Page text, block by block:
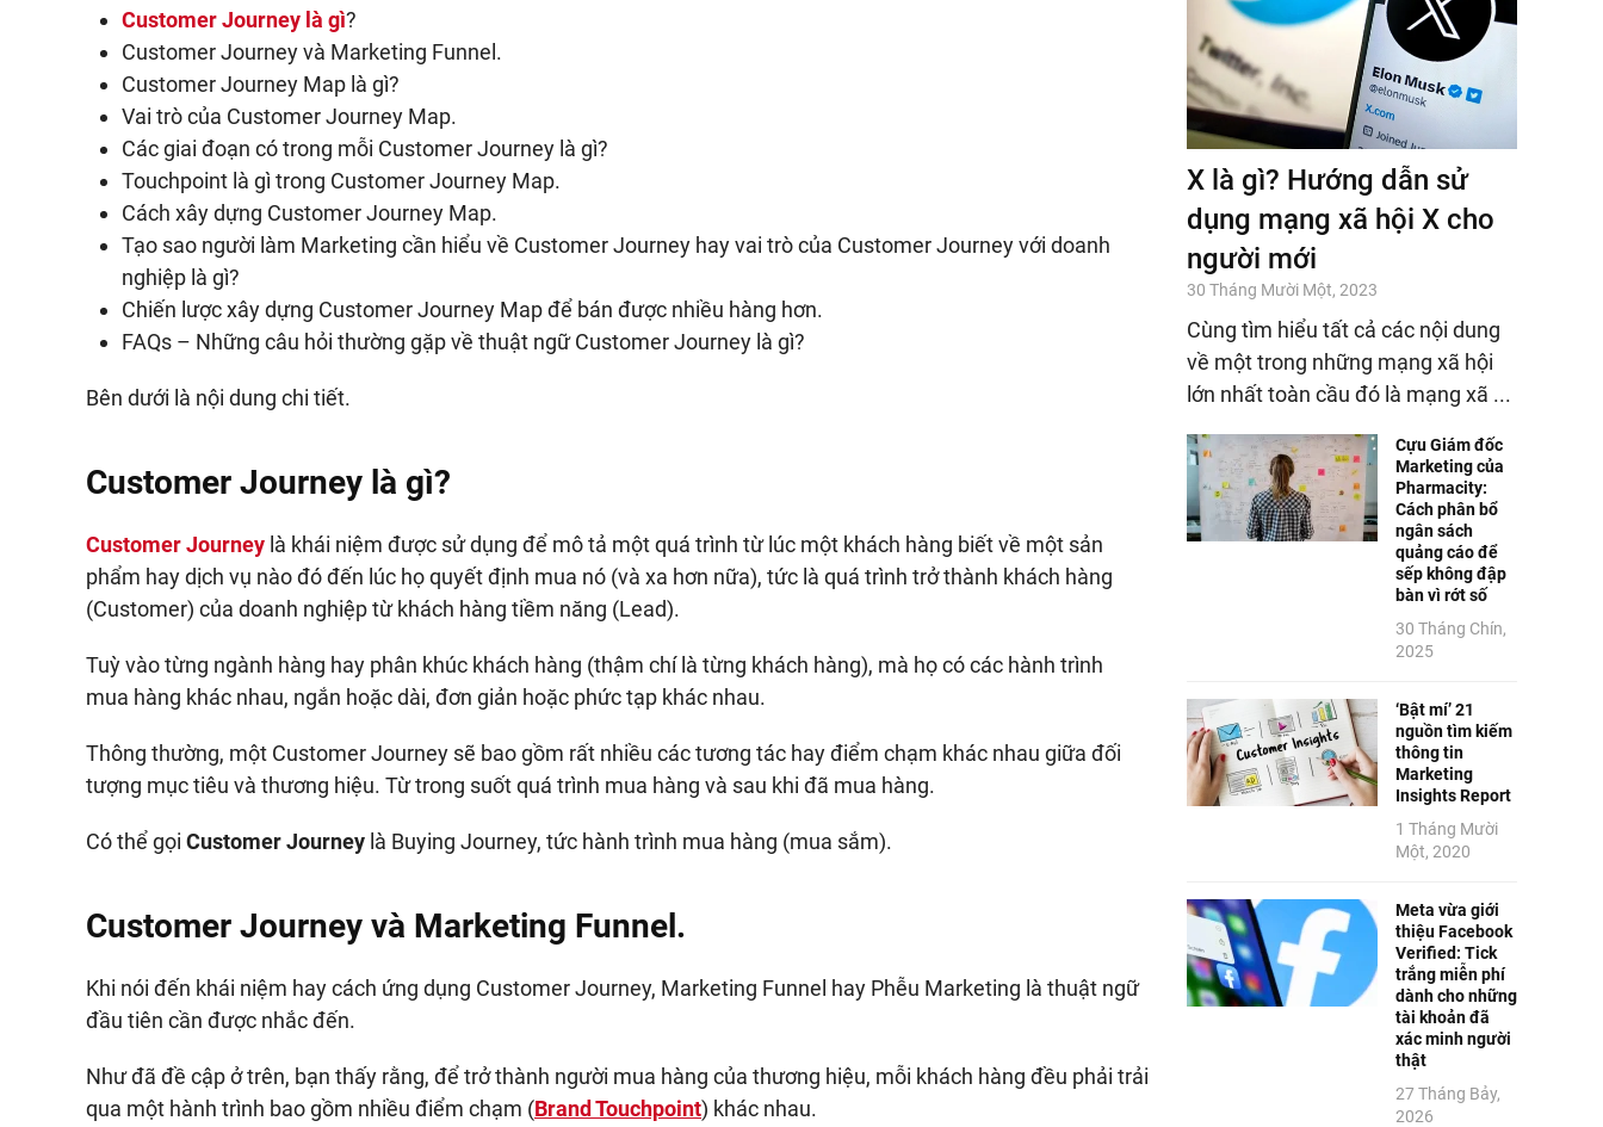
Customer Journey là gì?
Customer Journey và Marketing Funnel.
Customer Journey Map là gì?
Vai trò của Customer Journey Map.
Các giai đoạn có trong mỗi Customer Journey là gì?
Touchpoint là gì trong Customer Journey Map.
Cách xây dựng Customer Journey Map.
Tạo sao người làm Marketing cần hiểu về Customer Journey hay vai trò của Customer Journey với doanh
nghiệp là gì?
Chiến lược xây dựng Customer Journey Map để bán được nhiều hàng hơn.
FAQs – Những câu hỏi thường gặp về thuật ngữ Customer Journey là gì?
Bên dưới là nội dung chi tiết.
Customer Journey là gì?
Customer Journey là khái niệm được sử dụng để mô tả một quá trình từ lúc một khách hàng biết về một sản
phẩm hay dịch vụ nào đó đến lúc họ quyết định mua nó (và xa hơn nữa), tức là quá trình trở thành khách hàng
(Customer) của doanh nghiệp từ khách hàng tiềm năng (Lead).
Tuỳ vào từng ngành hàng hay phân khúc khách hàng (thậm chí là từng khách hàng), mà họ có các hành trình
mua hàng khác nhau, ngắn hoặc dài, đơn giản hoặc phức tạp khác nhau.
Thông thường, một Customer Journey sẽ bao gồm rất nhiều các tương tác hay điểm chạm khác nhau giữa đối
tượng mục tiêu và thương hiệu. Từ trong suốt quá trình mua hàng và sau khi đã mua hàng.
Có thể gọi Customer Journey là Buying Journey, tức hành trình mua hàng (mua sắm).
Customer Journey và Marketing Funnel.
Khi nói đến khái niệm hay cách ứng dụng Customer Journey, Marketing Funnel hay Phễu Marketing là thuật ngữ
đầu tiên cần được nhắc đến.
Như đã đề cập ở trên, bạn thấy rằng, để trở thành người mua hàng của thương hiệu, mỗi khách hàng đều phải trải
qua một hành trình bao gồm nhiều điểm chạm (Brand Touchpoint) khác nhau.
X là gì? Hướng dẫn sử
dụng mạng xã hội X cho
người mới
30 Tháng Mười Một, 2023
Cùng tìm hiểu tất cả các nội dung
về một trong những mạng xã hội
lớn nhất toàn cầu đó là mạng xã ...
Cựu Giám đốc
Marketing của
Pharmacity:
Cách phân bổ
ngân sách
quảng cáo để
sếp không đập
bàn vì rớt số
30 Tháng Chín,
2025
‘Bật mí’ 21
nguồn tìm kiếm
thông tin
Marketing
Insights Report
1 Tháng Mười
Một, 2020
Meta vừa giới
thiệu Facebook
Verified: Tick
trắng miễn phí
dành cho những
tài khoản đã
xác minh người
thật
27 Tháng Bảy,
2026